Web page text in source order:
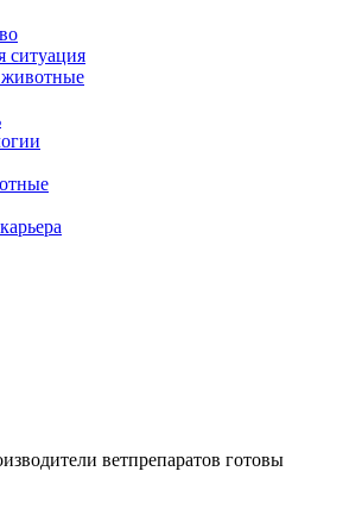
ситуация
ветпрепаратов готовы